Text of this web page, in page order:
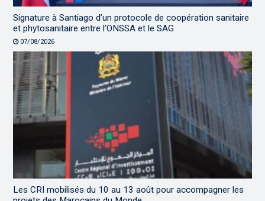
Signature à Santiago d’un protocole de coopération sanitaire
et phytosanitaire entre l’ONSSA et le SAG
07/08/2026
Les CRI mobilisés du 10 au 13 août pour accompagner les